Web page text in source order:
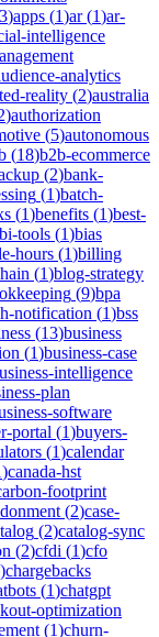
3)apps (1)ar(1)ar-
intelligence
analytics
reality (2)australia
)authorization
(5)autonomous
(18)b2b-ecommerce
(2)bank-
(1)batch-
(1)benefits (1)best-
bi-tools (1)bias
hours (1)billing
(1)blog-strategy
(9)bpa
notification (1)bss
(13)business
(1)business-case
intelligence
plan
software
portal (1)buyers-
(1)calendar
)canada-hst
footprint
(2)case-
(2)catalog-sync
(2)cfdi (1)cfo
)chargebacks
(1)chatgpt
optimization
(1)churn-